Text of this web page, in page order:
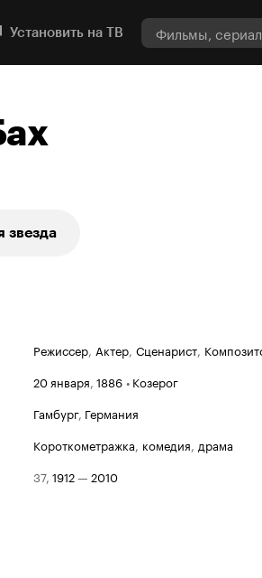
Установить на ТВ
звезда
Режиссер, Актер, Сценарист,
20 января, 1886 • Козерог
Гамбург, Германия
короткометражка, комедия, драма
37, 1912— 2010